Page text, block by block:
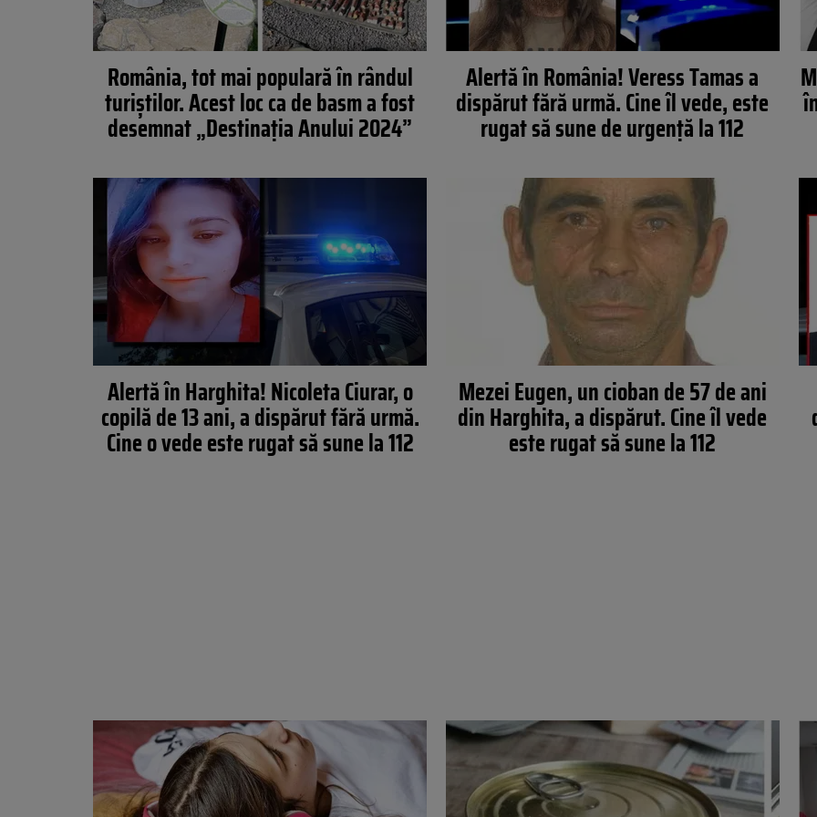
România, tot mai populară în rândul
turiștilor. Acest loc ca de basm a fost
desemnat „Destinația Anului 2024”
Alertă în România! Veress Tamas a
dispărut fără urmă. Cine îl vede, este
rugat să sune de urgență la 112
Alertă în Harghita! Nicoleta Ciurar, o
copilă de 13 ani, a dispărut fără urmă.
Cine o vede este rugat să sune la 112
Mezei Eugen, un cioban de 57 de ani
din Harghita, a dispărut. Cine îl vede
este rugat să sune la 112